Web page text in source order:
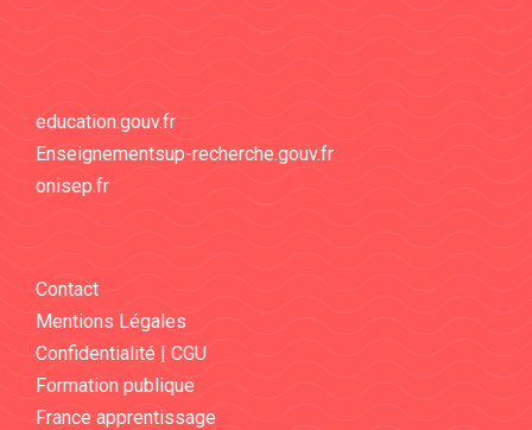
education.gouv.fr
Enseignementsup-recherche.gouv.fr
onisep.fr
Contact
Mentions Légales
Confidentialité | CGU
Formation publique
France apprentissage